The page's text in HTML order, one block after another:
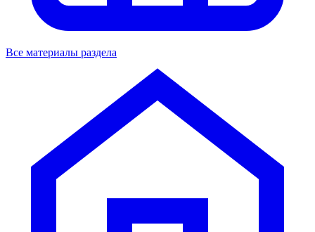
Все материалы раздела